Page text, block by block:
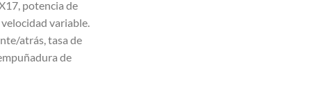
potencia de
variable.
atrás, tasa de
de